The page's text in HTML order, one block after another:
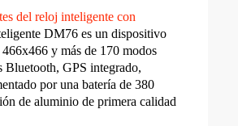
del reloj inteligente con
DM76 es un dispositivo
y más de 170 modos
Bluetooth, GPS integrado,
por una batería de 380
de aluminio de primera calidad